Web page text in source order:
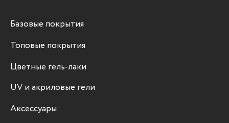
Базовые покрытия
Топовые покрытия
Цветные гель-лаки
UV и акриловые гели
Аксессуары